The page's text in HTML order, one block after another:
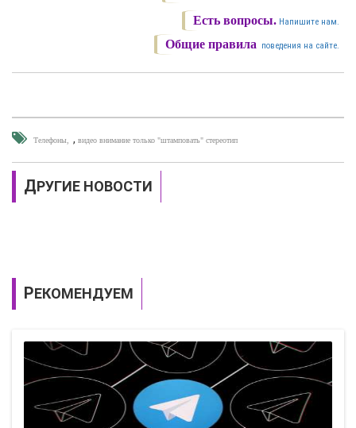
Есть вопросы. Напишите нам.
Общие правила поведения на сайте.
Телефоны , видео внимание только "штамповать" стереотип
ДРУГИЕ НОВОСТИ
РЕКОМЕНДУЕМ